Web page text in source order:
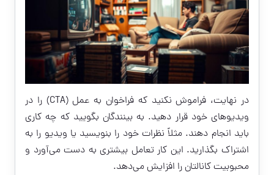
در نهایت، فراموش نکنید که فراخوان به عمل (CTA) را در
ویدیوهای خود قرار دهید. به بینندگان بگویید که چه کاری
باید انجام دهند. مثلاً نظرات خود را بنویسید یا ویدیو را به
اشتراک بگذارید. این کار تعامل بیشتری به دست می‌آورد و
محبوبیت کانالتان را افزایش می‌دهد.